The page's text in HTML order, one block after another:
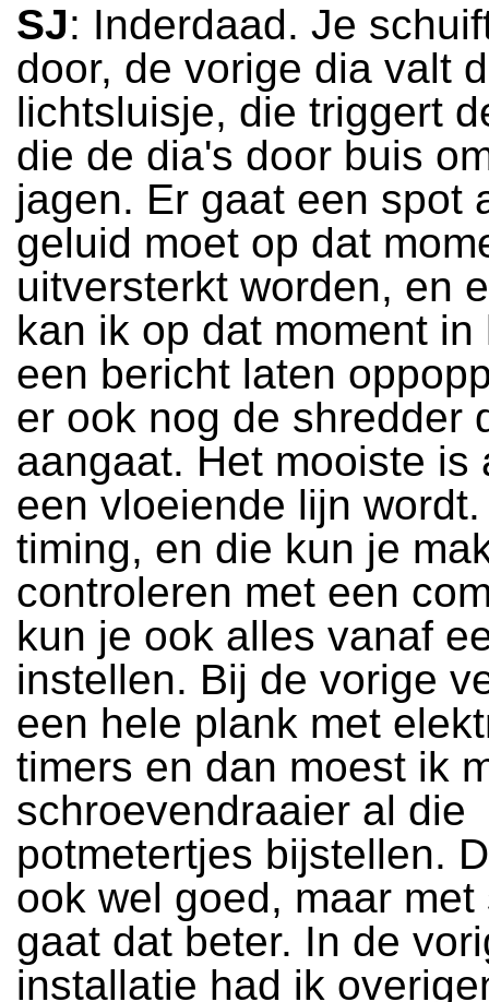
SJ: Inderdaad. Je
door, de vorige dia valt
lichtsluisje, die triggert
die de dia's door buis
jagen. Er gaat een spot
geluid moet op dat
uitversterkt worden, en
kan ik op dat moment in
een bericht laten
er ook nog de shredder
aangaat. Het mooiste is
een vloeiende lijn
timing, en die kun je
controleren met een
kun je ook alles vanaf
instellen. Bij de vorige
een hele plank met
timers en dan moest ik
schroevendraaier al die
potmetertjes bijstellen.
ook wel goed, maar met
gaat dat beter. In de
installatie had ik